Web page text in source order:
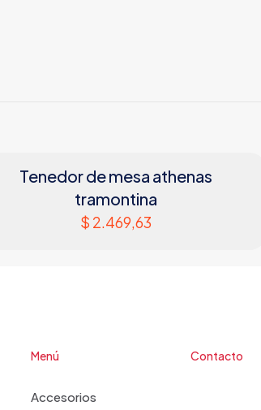
Tenedor de mesa athenas
tramontina
$ 2.469,63
Menú
Accesorios
Contacto